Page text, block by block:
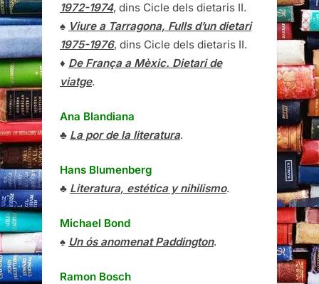
1972-1974, dins Cicle dels dietaris II.
♠ Viure a Tarragona, Fulls d’un dietari
1975-1976, dins Cicle dels dietaris II.
♦ De França a Mèxic. Dietari de
viatge.
Ana Blandiana
♣ La por de la literatura.
Hans Blumenberg
♣ Literatura, estética y nihilismo.
Michael Bond
♠ Un ós anomenat Paddington.
Ramon Bosch